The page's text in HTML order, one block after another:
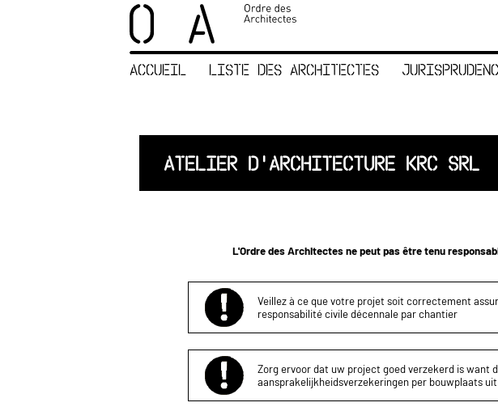
ACCUEIL LISTE DES ARCHITECTES
ATELIER D'ARCHITECTURE KRC SRL
L'Ordre des Architectes ne peut pas être tenu
Veillez à ce que votre projet soit correctement
responsabilité civile décennale par chantier
Zorg ervoor dat uw project goed verzekerd is want
aansprakelijkheidsverzekeringen per bouwplaats